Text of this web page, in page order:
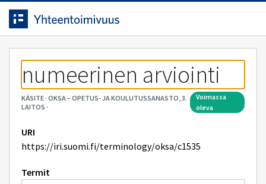
Siirrytty
sivulle
Siirry suoraan sisältöön.
numeerinen arviointi
KÄSITE· OKSA – OPETUS- JA KOULUTUSSANASTO, 3.
LAITOS ·
voimassa
oleva
URI
https://iri.suomi.fi/terminology/oksa/c1535
Termit